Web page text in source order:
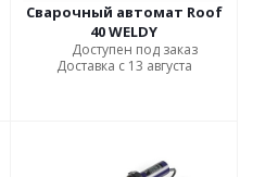
Сварочный автомат Roof
40 WELDY
Доступен под заказ
Доставка с 13 августа